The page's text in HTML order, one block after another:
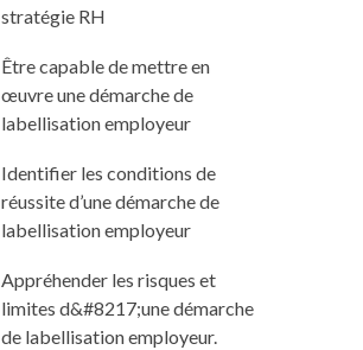
stratégie RH
Être capable de mettre en
œuvre une démarche de
labellisation employeur
Identifier les conditions de
réussite d’une démarche de
labellisation employeur
Appréhender les risques et
limites d&#8217;une démarche
de labellisation employeur.